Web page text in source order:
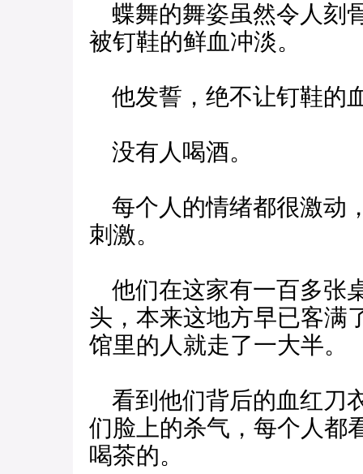
蝶舞的舞姿虽然令人刻
被钉鞋的鲜血冲淡。
他发誓，绝不让钉鞋的
没有人喝酒。
每个人的情绪都很激动
刺激。
他们在这家有一百多张
头，本来这地方早已客满
馆里的人就走了一大半。
看到他们背后的血红刀
们脸上的杀气，每个人都
喝茶的。